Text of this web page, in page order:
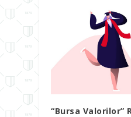
“Bursa Valorilor”